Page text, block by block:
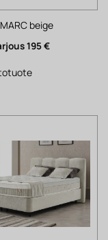
beige
€.
195€Nykyinen